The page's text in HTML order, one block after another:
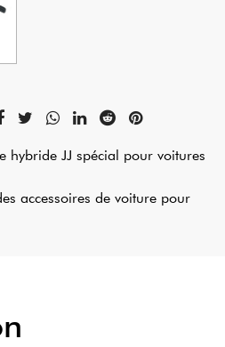
hybride JJ spécial pour voitures
accessoires de voiture pour